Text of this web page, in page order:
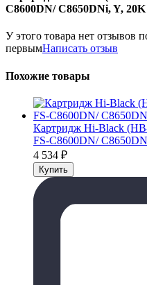
C8600DN/ C8650DNi, Y,
У этого товара нет отзывов
первымНаписать отзыв
Похожие товары
Картридж Hi-Black
FS-C8600DN/
4 534 ₽